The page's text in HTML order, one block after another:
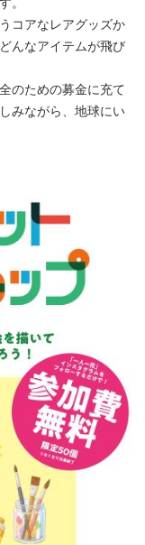
コアなレアグッズか
んなアイテムが飛び
のための募金に充て
みながら、地球にい